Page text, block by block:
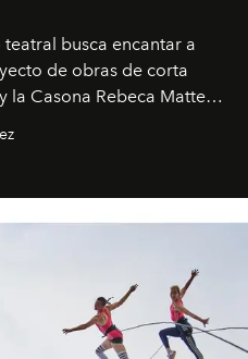
busca encantar a
de obras de corta
la Casona Rebeca Matte
han albergado estas
son limpias; ponen el